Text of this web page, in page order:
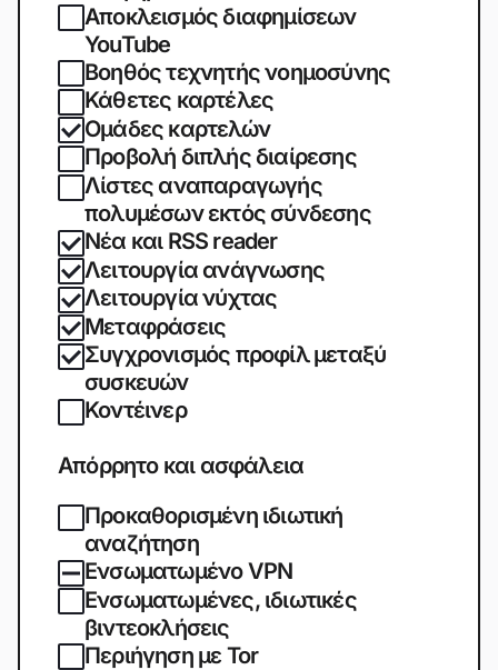
Αποκλεισμός διαφημίσεων
YouTube
Βοηθός τεχνητής νοημοσύνης
Κάθετες καρτέλες
Ομάδες καρτελών
Προβολή διπλής διαίρεσης
Λίστες αναπαραγωγής
πολυμέσων εκτός σύνδεσης
Νέα και RSS reader
Λειτουργία ανάγνωσης
Λειτουργία νύχτας
Μεταφράσεις
Συγχρονισμός προφίλ μεταξύ
συσκευών
Κοντέινερ
Απόρρητο και ασφάλεια
Προκαθορισμένη ιδιωτική
αναζήτηση
Ενσωματωμένο VPN
Ενσωματωμένες, ιδιωτικές
βιντεοκλήσεις
Περιήγηση με Tor